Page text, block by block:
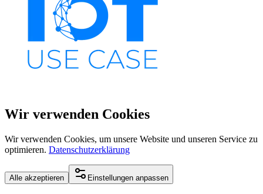
Wir verwenden Cookies
Wir verwenden Cookies, um unsere Website und unseren Service zu
optimieren. Datenschutzerklärung
Alle akzeptieren Einstellungen anpassen